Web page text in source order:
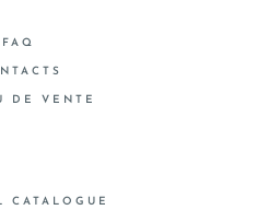
FAQ
DE VENTE
CATALOGUE